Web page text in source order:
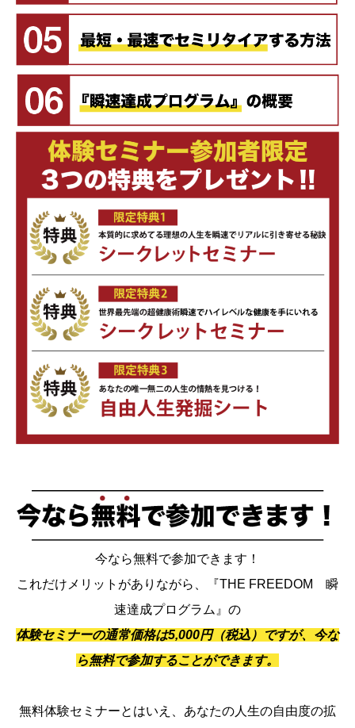
今なら無料で参加できます！
これだけメリットがありながら、『THE FREEDOM 瞬
速達成プログラム』の
体験セミナーの通常価格は5,000円（税込）ですが、今な
ら無料で参加することができます。
無料体験セミナーとはいえ、あなたの人生の自由度の拡